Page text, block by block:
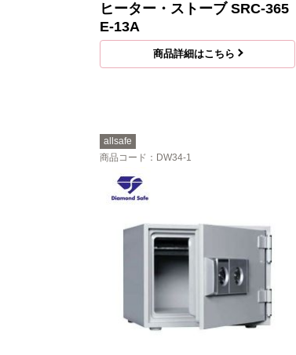
ヒーター・ストーブ SRC-365
E-13A
商品詳細はこちら
allsafe
商品コード ：DW34-1